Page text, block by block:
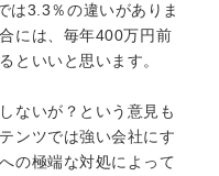
は3.3％の違いがありま
には、毎年400万円前
といいと思います。
ないが？という意見も
ンツでは強い会社にす
の極端な対処によって